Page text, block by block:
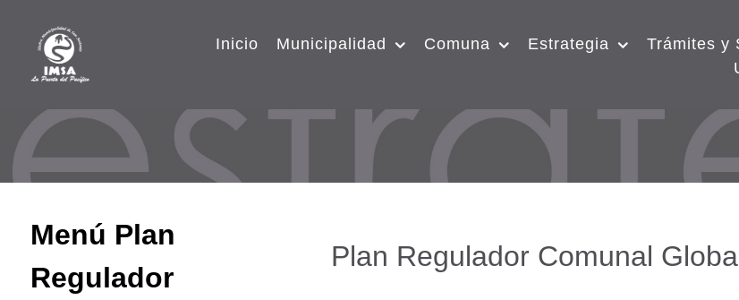
Inicio Municipalidad Comuna Estrategia
Trámites y
Menú Plan
Regulador
Plan Regulador Comunal